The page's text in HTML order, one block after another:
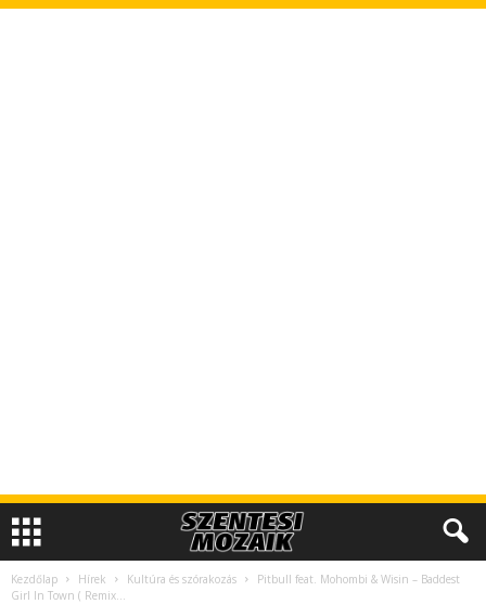
Kezdőlap Hírek Kultúra és szórakozás
Pitbull feat. Mohombi & Wisin – Baddest
Girl In Town ( Remix...